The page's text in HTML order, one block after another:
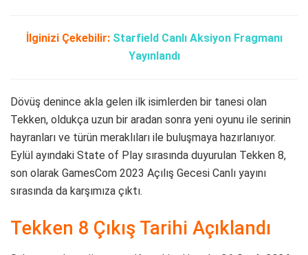
İlginizi Çekebilir: Starfield Canlı Aksiyon Fragmanı
Yayınlandı
Dövüş denince akla gelen ilk isimlerden bir tanesi olan
Tekken, oldukça uzun bir aradan sonra yeni oyunu ile serinin
hayranları ve türün meraklıları ile buluşmaya hazırlanıyor.
Eylül ayındaki State of Play sırasında duyurulan Tekken 8,
son olarak GamesCom 2023 Açılış Gecesi Canlı yayını
sırasında da karşımıza çıktı.
Tekken 8 Çıkış Tarihi Açıklandı